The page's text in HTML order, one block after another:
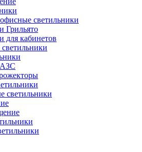
светильники
Грильято
для кабинетов
АЗС
светильники